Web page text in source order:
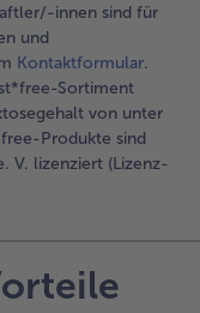
innen sind für
und
Kontaktformular.
Sortiment
von unter
Produkte sind
V. lizenziert (Lizenz-